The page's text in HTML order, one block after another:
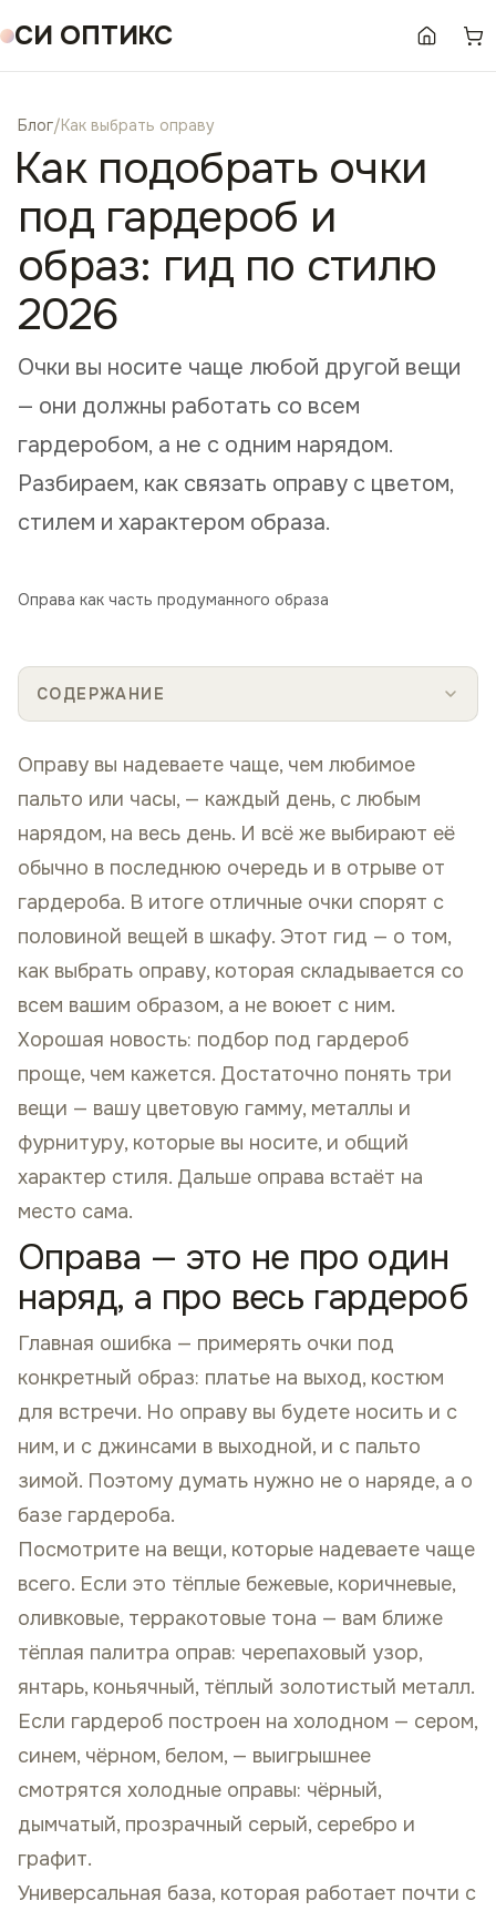
СИ ОПТИКС
Блог/Как выбрать оправу
Как подобрать очки
под гардероб и
образ: гид по стилю
2026
Очки вы носите чаще любой другой вещи
— они должны работать со всем
гардеробом, а не с одним нарядом.
Разбираем, как связать оправу с цветом,
стилем и характером образа.
Оправа как часть продуманного образа
СОДЕРЖАНИЕ
Оправу вы надеваете чаще, чем любимое
пальто или часы, — каждый день, с любым
нарядом, на весь день. И всё же выбирают её
обычно в последнюю очередь и в отрыве от
гардероба. В итоге отличные очки спорят с
половиной вещей в шкафу. Этот гид — о том,
как выбрать оправу, которая складывается со
всем вашим образом, а не воюет с ним.
Хорошая новость: подбор под гардероб
проще, чем кажется. Достаточно понять три
вещи — вашу цветовую гамму, металлы и
фурнитуру, которые вы носите, и общий
характер стиля. Дальше оправа встаёт на
место сама.
Оправа — это не про один
наряд, а про весь гардероб
Главная ошибка — примерять очки под
конкретный образ: платье на выход, костюм
для встречи. Но оправу вы будете носить и с
ним, и с джинсами в выходной, и с пальто
зимой. Поэтому думать нужно не о наряде, а о
базе гардероба.
Посмотрите на вещи, которые надеваете чаще
всего. Если это тёплые бежевые, коричневые,
оливковые, терракотовые тона — вам ближе
тёплая палитра оправ: черепаховый узор,
янтарь, коньячный, тёплый золотистый металл.
Если гардероб построен на холодном — сером,
синем, чёрном, белом, — выигрышнее
смотрятся холодные оправы: чёрный,
дымчатый, прозрачный серый, серебро и
графит.
Универсальная база, которая работает почти с